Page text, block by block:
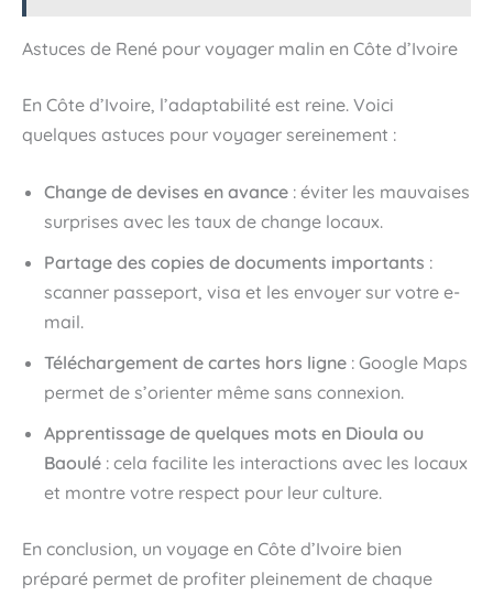
Astuces de René pour voyager malin en Côte d’Ivoire
En Côte d’Ivoire, l’adaptabilité est reine. Voici
quelques astuces pour voyager sereinement :
Change de devises en avance : éviter les mauvaises
surprises avec les taux de change locaux.
Partage des copies de documents importants :
scanner passeport, visa et les envoyer sur votre e-
mail.
Téléchargement de cartes hors ligne : Google Maps
permet de s’orienter même sans connexion.
Apprentissage de quelques mots en Dioula ou
Baoulé : cela facilite les interactions avec les locaux
et montre votre respect pour leur culture.
En conclusion, un voyage en Côte d’Ivoire bien
préparé permet de profiter pleinement de chaque